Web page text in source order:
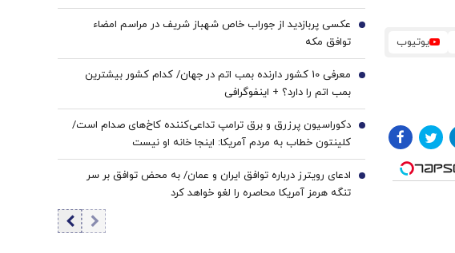
یوتیوب
عکسی پربازدید از جوراب‌ خاص شهباز شریف در مراسم امضاء
توافق‌ مکه
7
معرفی 10 کشور دارنده بمب اتم در جهان/ کدام کشور بیشترین
بمب اتم را دارد؟ + اینفوگرافی
8
دکوراسیون پرزرق‌ و برق ترامپ تداعی‌کننده کاخ‌های صدام است/
کلینتون خطاب به مردم آمریکا: اینجا خانه او نیست
9
ادعای رویترز درباره توافق ایران و عمان/ به محض توافق بر سر
تنگه هرمز آمریکا محاصره را لغو خواهد کرد
10